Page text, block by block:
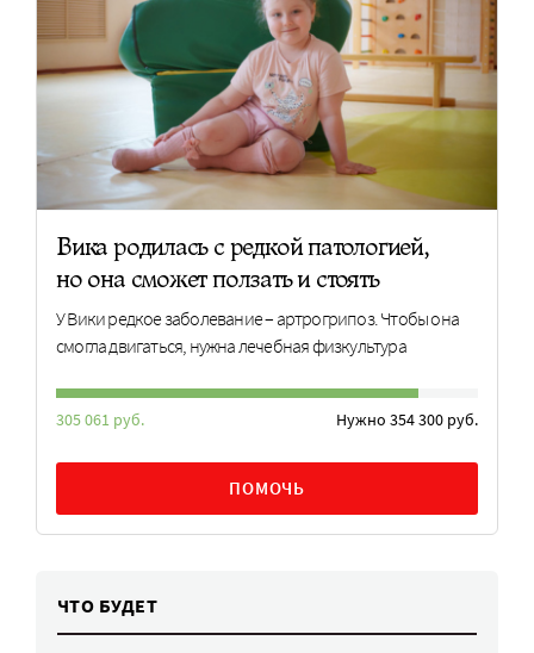
Вика родилась с редкой патологией,
но она сможет ползать и стоять
У Вики редкое заболевание – артрогрипоз. Чтобы она
смогла двигаться, нужна лечебная физкультура
305 061 руб. Нужно 354 300 руб.
ПОМОЧЬ
ЧТО БУДЕТ